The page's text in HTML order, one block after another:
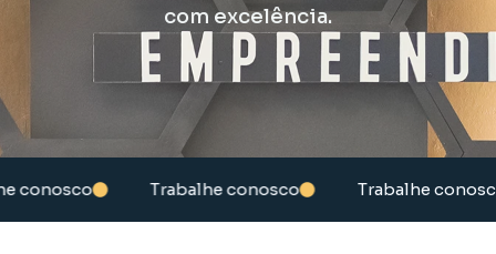
com excelência.
conosco Trabalhe conosco Trabalhe